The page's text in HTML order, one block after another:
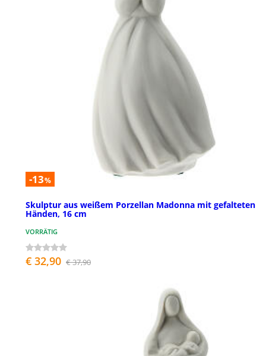
-13%
Skulptur aus weißem Porzellan Madonna mit gefalteten
Händen, 16 cm
VORRÄTIG
€ 32,90 € 37,90